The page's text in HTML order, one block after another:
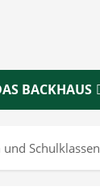
BACKHAUS
Schulklassen